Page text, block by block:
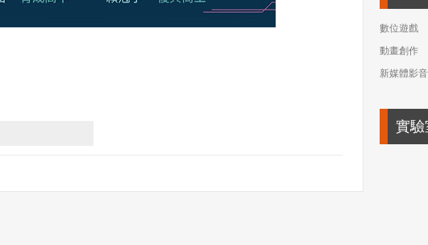
數位遊戲
動畫創作
新媒體影音
實驗